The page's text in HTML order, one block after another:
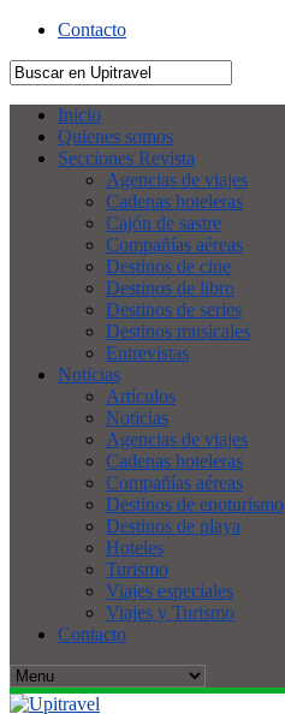
Contacto
Inicio
Quienes somos
Secciones Revista
Agencias de viajes
Cadenas hoteleras
Cajón de sastre
Compañías aéreas
Destinos de cine
Destinos de libro
Destinos de series
Destinos musicales
Entrevistas
Noticias
Artículos
Noticias
Agencias de viajes
Cadenas hoteleras
Compañías aéreas
Destinos de enoturismo
Destinos de playa
Hoteles
Turismo
Viajes especiales
Viajes y Turismo
Contacto